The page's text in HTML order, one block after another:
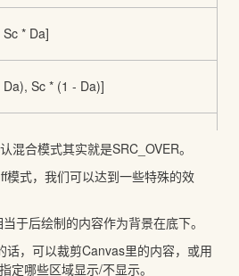
* Da]
Sc * (1 - Da)]
Sa)*Da, Rc = Sc + (1 - Sa)*Dc]
2 * Sa * Da, Sc * (1 - Da) + (1 -
混合模式其实就是SRC_OVER。
模式，我们可以达到一些特殊的效
于后绘制的内容作为背景在底下。
话，可以裁剪Canvas里的内容，或用
定哪些区域显示/不显示。